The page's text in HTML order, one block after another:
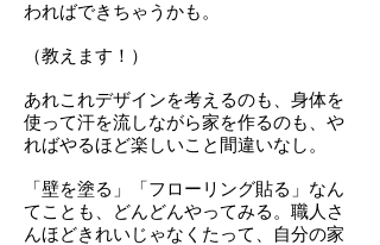
わればできちゃうかも。
（教えます！）
あれこれデザインを考えるのも、身体を
使って汗を流しながら家を作るのも、や
ればやるほど楽しいこと間違いなし。
「壁を塗る」「フローリング貼る」なん
てことも、どんどんやってみる。職人さ
んほどきれいじゃなくたって、自分の家